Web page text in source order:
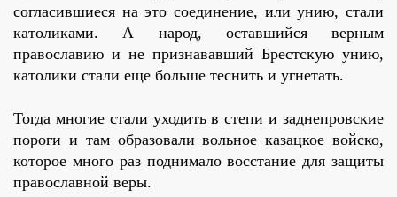
согласившиеся на это соединение, или унию, стали
католиками. А народ, оставшийся верным
православию и не признававший Брестскую унию,
католики стали еще больше теснить и угнетать.
Тогда многие стали уходить в степи и заднепровские
пороги и там образовали вольное казацкое войско,
которое много раз поднимало восстание для защиты
православной веры.